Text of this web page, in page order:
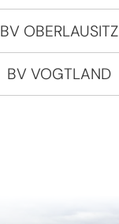
BV OBERLAUSITZ
BV VOGTLAND